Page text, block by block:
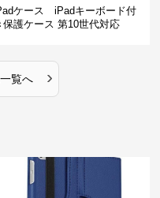
ケース iPadキーボード付
保護ケース 第10世代対応
覧へ ›